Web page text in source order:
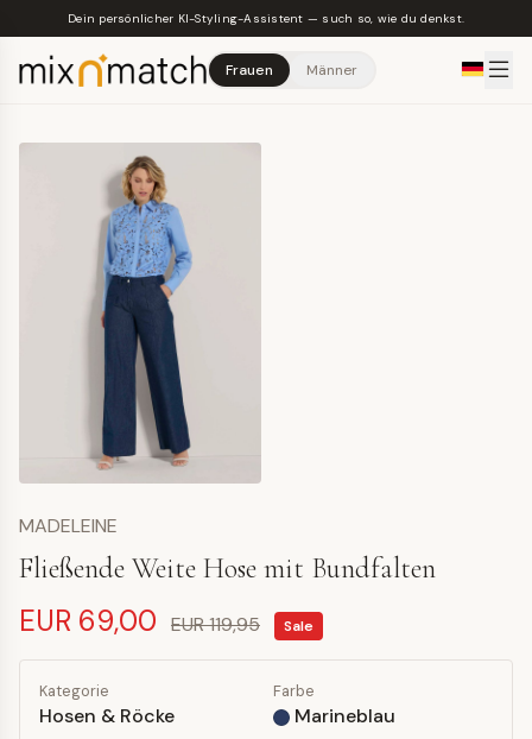
Skip to main content
Dein persönlicher KI-Styling-Assistent — such so, wie du denkst.
Frauen Männer
MADELEINE
Fließende Weite Hose mit Bundfalten
EUR 69,00 EUR 119,95 Sale
Kategorie
Hosen & Röcke
Farbe
Marineblau